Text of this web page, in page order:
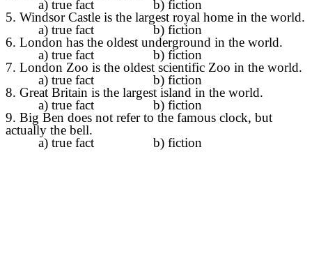
a) true fact b) fiction
5. Windsor Castle is the largest royal home in the world.
a) true fact b) fiction
6. London has the oldest underground in the world.
a) true fact b) fiction
7. London Zoo is the oldest scientific Zoo in the world.
a) true fact b) fiction
8. Great Britain is the largest island in the world.
a) true fact b) fiction
9. Big Ben does not refer to the famous clock, but
actually the bell.
a) true fact b) fiction